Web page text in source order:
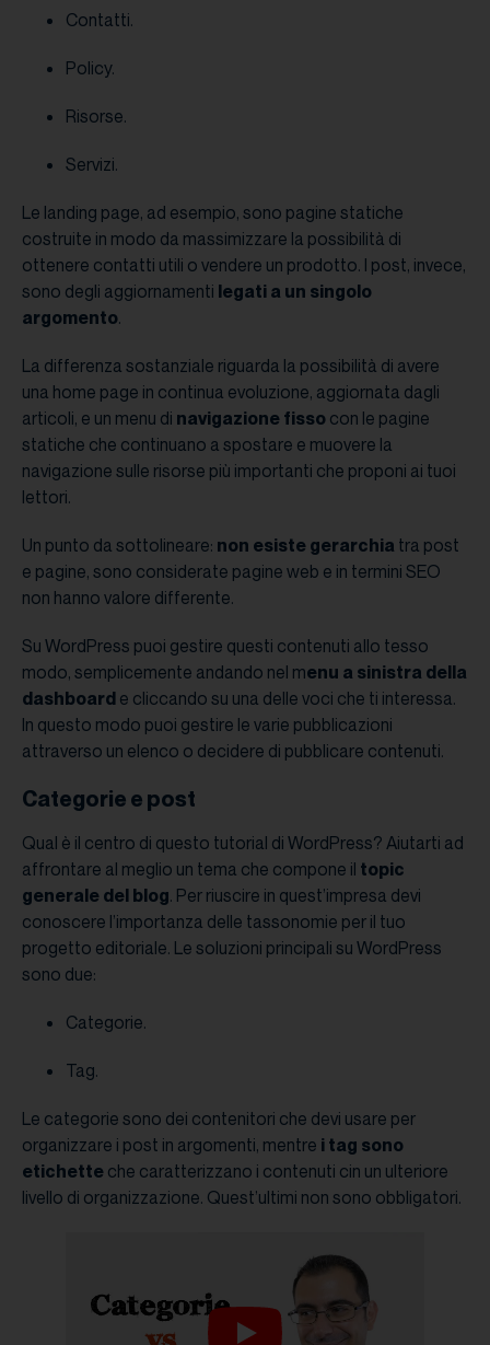
Contatti.
Policy.
Risorse.
Servizi.
Le landing page, ad esempio, sono pagine statiche
costruite in modo da massimizzare la possibilità di
ottenere contatti utili o vendere un prodotto. I post, invece,
sono degli aggiornamenti legati a un singolo
argomento.
La differenza sostanziale riguarda la possibilità di avere
una home page in continua evoluzione, aggiornata dagli
articoli, e un menu di navigazione fisso con le pagine
statiche che continuano a spostare e muovere la
navigazione sulle risorse più importanti che proponi ai tuoi
lettori.
Un punto da sottolineare: non esiste gerarchia tra post
e pagine, sono considerate pagine web e in termini SEO
non hanno valore differente.
Su WordPress puoi gestire questi contenuti allo tesso
modo, semplicemente andando nel menu a sinistra della
dashboard e cliccando su una delle voci che ti interessa.
In questo modo puoi gestire le varie pubblicazioni
attraverso un elenco o decidere di pubblicare contenuti.
Categorie e post
Qual è il centro di questo tutorial di WordPress? Aiutarti ad
affrontare al meglio un tema che compone il topic
generale del blog. Per riuscire in quest’impresa devi
conoscere l’importanza delle tassonomie per il tuo
progetto editoriale. Le soluzioni principali su WordPress
sono due:
Categorie.
Tag.
Le categorie sono dei contenitori che devi usare per
organizzare i post in argomenti, mentre i tag sono
etichette che caratterizzano i contenuti cin un ulteriore
livello di organizzazione. Quest’ultimi non sono obbligatori.